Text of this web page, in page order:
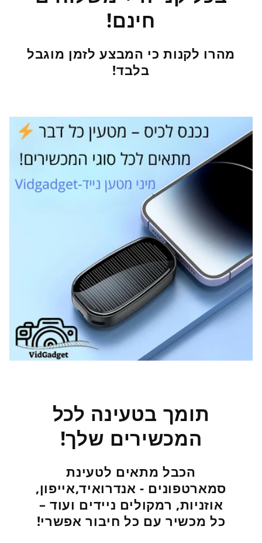
חינם!
מהרו לקנות כי המבצע לזמן מוגבל
בלבד!
תומך בטעינה לכל
המכשירים שלך!
הכבל מתאים לטעינת
סמארטפונים - אנדרואיד,אייפון,
אוזניות, רמקולים ניידים ועוד –
כל מכשיר עם כל חיבור אפשרי!